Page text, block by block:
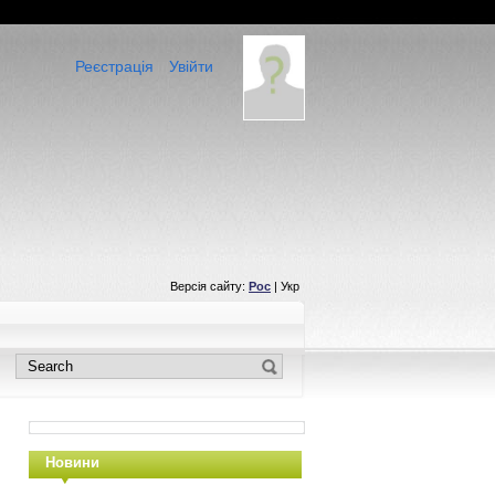
Увійти
Реєстрація
Версія сайту: Рос | Укр
Новини